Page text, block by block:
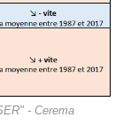
- Cerema